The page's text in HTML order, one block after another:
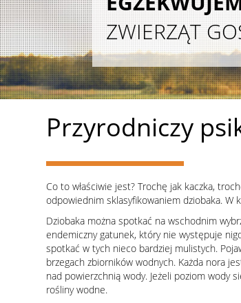
ZWIERZĄT
Przyrodniczy
Co to właściwie jest? Trochę jak kaczka,
odpowiednim sklasyfikowaniem dziobaka. W
Dziobaka można spotkać na wschodnim
endemiczny gatunek, który nie występuje
spotkać w tych nieco bardziej mulistych.
brzegach zbiorników wodnych. Każda nora
nad powierzchnią wody. Jeżeli poziom wody
rośliny wodne.